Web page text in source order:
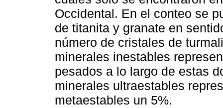
Occidental. En el conteo se
de titanita y granate en
número de cristales de
minerales inestables
pesados a lo largo de estas
minerales ultraestables
metaestables un 5%.